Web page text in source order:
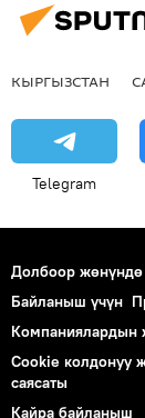
КЫРГЫЗСТАН
Telegram
Долбоор жөнүндө
Байланыш үчүн
Компаниялардын
Cookie колдонуу
саясаты
Кайра байланыш